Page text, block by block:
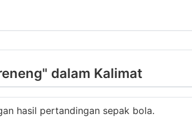
dalam Kalimat
hasil pertandingan sepak bola.